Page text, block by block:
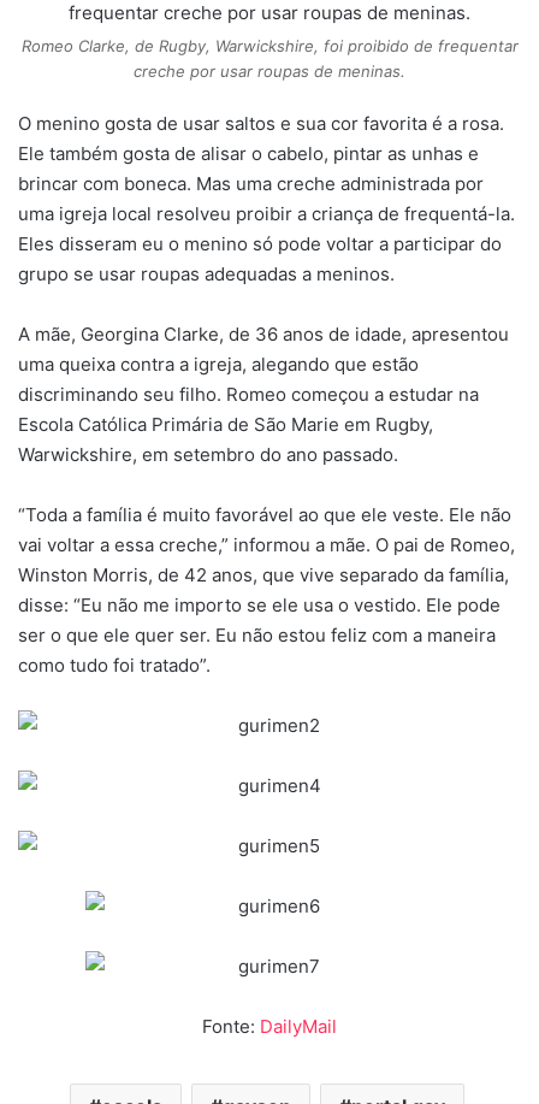
Romeo Clarke, de Rugby, Warwickshire, foi proibido de frequentar
creche por usar roupas de meninas.
O menino gosta de usar saltos e sua cor favorita é a rosa.
Ele também gosta de alisar o cabelo, pintar as unhas e
brincar com boneca. Mas uma creche administrada por
uma igreja local resolveu proibir a criança de frequentá-la.
Eles disseram eu o menino só pode voltar a participar do
grupo se usar roupas adequadas a meninos.
A mãe, Georgina Clarke, de 36 anos de idade, apresentou
uma queixa contra a igreja, alegando que estão
discriminando seu filho. Romeo começou a estudar na
Escola Católica Primária de São Marie em Rugby,
Warwickshire, em setembro do ano passado.
“Toda a família é muito favorável ao que ele veste. Ele não
vai voltar a essa creche,” informou a mãe. O pai de Romeo,
Winston Morris, de 42 anos, que vive separado da família,
disse: “Eu não me importo se ele usa o vestido. Ele pode
ser o que ele quer ser. Eu não estou feliz com a maneira
como tudo foi tratado”.
Fonte: DailyMail